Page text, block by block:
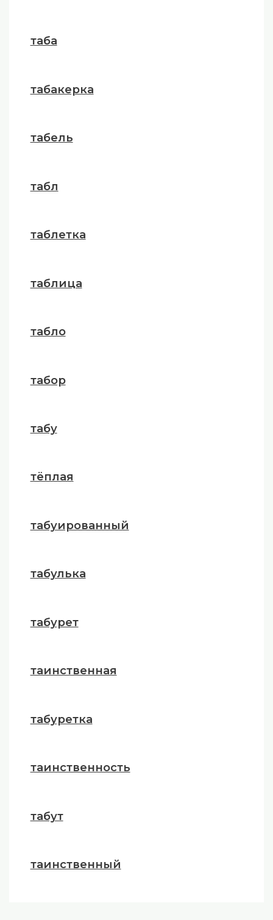
таба
табакерка
табель
табл
таблетка
таблица
табло
табор
табу
тёплая
табуированный
табулька
табурет
таинственная
табуретка
таинственность
табут
таинственный